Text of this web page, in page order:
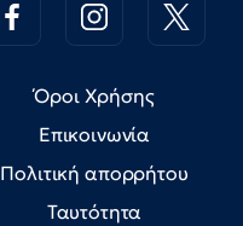
Όροι Χρήσης
Επικοινωνία
Πολιτική απορρήτου
Ταυτότητα